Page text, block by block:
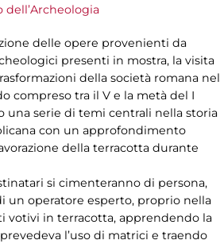
dell’Archeologia
delle opere provenienti da
presenti in mostra, la visita
della società romana nel
compreso tra il V e la metà del I
una serie di temi centrali nella storia
con un approfondimento
della terracotta durante
si cimenteranno di persona,
un operatore esperto, proprio nella
votivi in terracotta, apprendendo la
l’uso di matrici e traendo